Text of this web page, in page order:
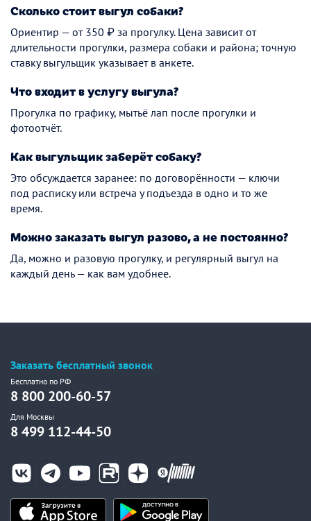
Сколько стоит выгул собаки?
Ориентир — от 350 ₽ за прогулку. Цена зависит от
длительности прогулки, размера собаки и района; точную
ставку выгульщик указывает в анкете.
Что входит в услугу выгула?
Прогулка по графику, мытьё лап после прогулки и
фотоотчёт.
Как выгульщик заберёт собаку?
Это обсуждается заранее: по договорённости — ключи
под расписку или встреча у подъезда в одно и то же
время.
Можно заказать выгул разово, а не постоянно?
Да, можно и разовую прогулку, и регулярный выгул на
каждый день — как вам удобнее.
Заказать бесплатный звонок
Бесплатно по РФ
8 800 200-60-57
Для Москвы
8 499 112-44-50